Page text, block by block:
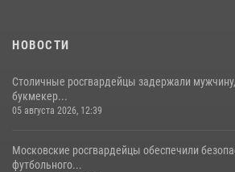
НОВОСТИ
Столичные росгвардейцы задержали
букмекер...
05 августа 2026, 12:39
Московские росгвардейцы обеспечили
футбольного...